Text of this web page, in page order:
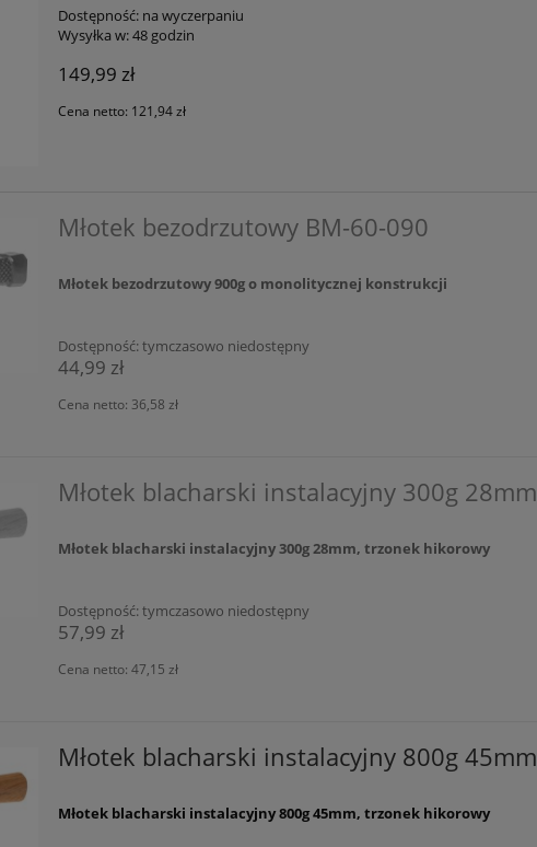
Dostępność: na wyczerpaniu
Wysyłka w:48 godzin
149,99 zł
Cena netto: 121,94 zł
Młotek bezodrzutowy BM-60-090
Młotek bezodrzutowy 900g o monolitycznej konstrukcji
Dostępność:tymczasowo niedostępny
44,99 zł
Cena netto: 36,58 zł
Młotek blacharski instalacyjny 300g 28mm
Młotek blacharski instalacyjny 300g 28mm, trzonek hikorowy
Dostępność:tymczasowo niedostępny
57,99 zł
Cena netto: 47,15 zł
Młotek blacharski instalacyjny 800g 45mm
Młotek blacharski instalacyjny 800g 45mm, trzonek hikorowy